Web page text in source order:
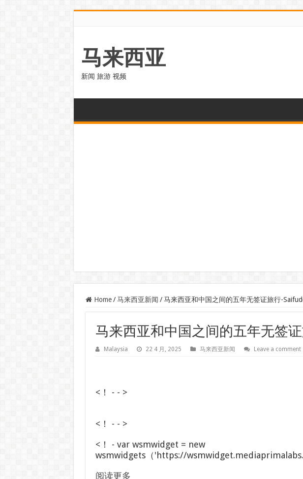
马来西亚
新闻 旅游 视频
Home / 马来西亚新闻 / 马来西亚和中国之间的五年无签证旅行-
马来西亚和中国之间的五年无签证
Malaysia 22 4 月, 2025 马来西亚新闻 Leave a comment
<！ - - >
<！ - - >
<！ - var wsmwidget = new
wsmwidgets（'https://
阅读更多